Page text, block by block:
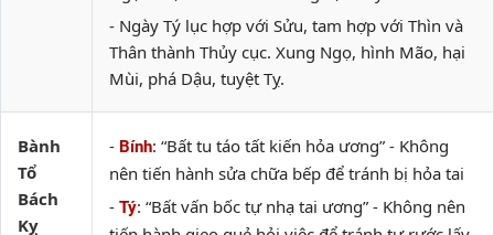
- Ngày Tý lục hợp với Sửu, tam hợp với Thìn và
Thân thành Thủy cục. Xung Ngọ, hình Mão, hại
Mùi, phá Dậu, tuyệt Tỵ.
Bành
Tổ
Bách
Kỵ
- Bính: “Bất tu táo tất kiến hỏa ương” - Không
nên tiến hành sửa chữa bếp để tránh bị hỏa tai
- Tý: “Bất vấn bốc tự nhạ tai ương” - Không nên